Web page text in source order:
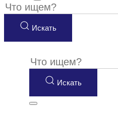
Искать
Искать